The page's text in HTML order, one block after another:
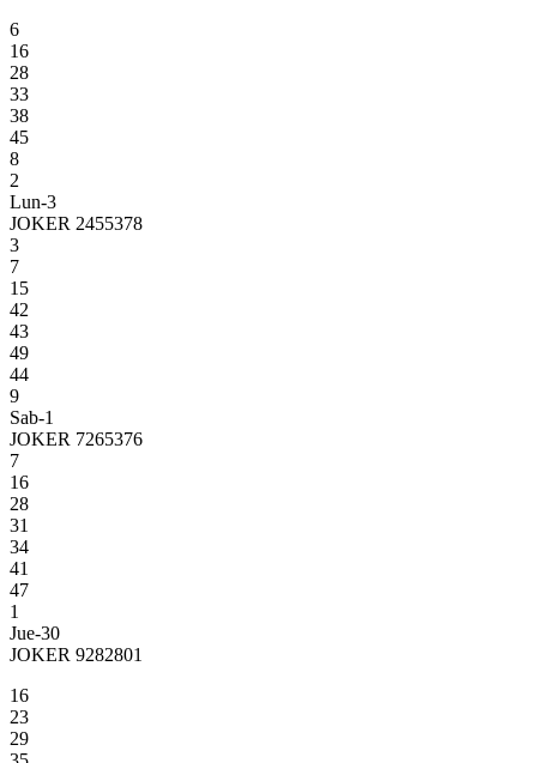
6
16
28
33
38
45
8
2
Lun-3
JOKER 2455378
3
7
15
42
43
49
44
9
Sab-1
JOKER 7265376
7
16
28
31
34
41
47
1
Jue-30
JOKER 9282801
16
23
29